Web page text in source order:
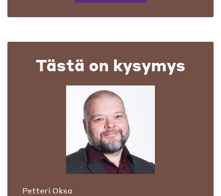
Tästä on kysymys
Petteri Oksa